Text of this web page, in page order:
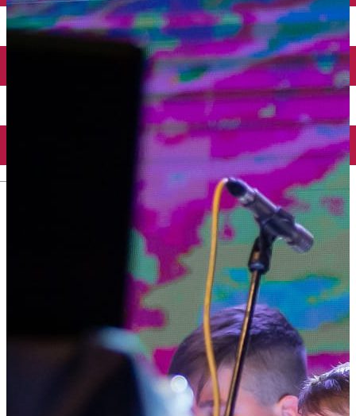
Închirieri auto
Închirieri biciclete
Taxi
Încărcare vehicule electrice